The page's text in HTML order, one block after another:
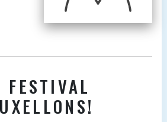
FESTIVAL